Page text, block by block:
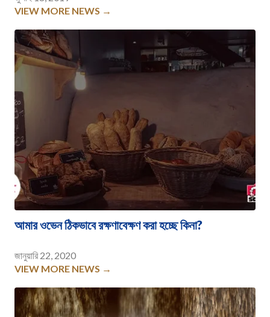
VIEW MORE NEWS →
আমার ওভেন ঠিকভাবে রক্ষণাবেক্ষণ করা হচ্ছে কিনা?
জানুয়ারি 22, 2020
VIEW MORE NEWS →